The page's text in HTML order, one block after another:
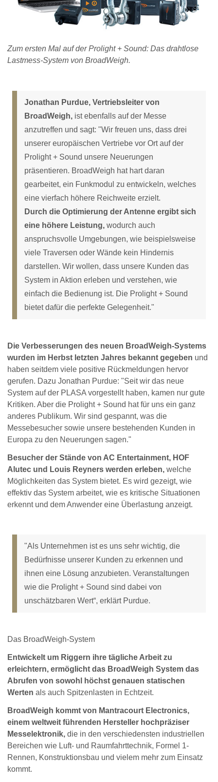
Zum ersten Mal auf der Prolight + Sound: Das drahtlose
Lastmess-System von BroadWeigh.
Jonathan Purdue, Vertriebsleiter von
BroadWeigh, ist ebenfalls auf der Messe
anzutreffen und sagt: "Wir freuen uns, dass drei
unserer europäischen Vertriebe vor Ort auf der
Prolight + Sound unsere Neuerungen
präsentieren. BroadWeigh hat hart daran
gearbeitet, ein Funkmodul zu entwickeln, welches
eine vierfach höhere Reichweite erzielt.
Durch die Optimierung der Antenne ergibt sich
eine höhere Leistung, wodurch auch
anspruchsvolle Umgebungen, wie beispielsweise
viele Traversen oder Wände kein Hindernis
darstellen. Wir wollen, dass unsere Kunden das
System in Aktion erleben und verstehen, wie
einfach die Bedienung ist. Die Prolight + Sound
bietet dafür die perfekte Gelegenheit."
Die Verbesserungen des neuen BroadWeigh-Systems
wurden im Herbst letzten Jahres bekannt gegeben und
haben seitdem viele positive Rückmeldungen hervor
gerufen. Dazu Jonathan Purdue: "Seit wir das neue
System auf der PLASA vorgestellt haben, kamen nur gute
Kritiken. Aber die Prolight + Sound hat für uns ein ganz
anderes Publikum. Wir sind gespannt, was die
Messebesucher sowie unsere bestehenden Kunden in
Europa zu den Neuerungen sagen."
Besucher der Stände von AC Entertainment, HOF
Alutec und Louis Reyners werden erleben, welche
Möglichkeiten das System bietet. Es wird gezeigt, wie
effektiv das System arbeitet, wie es kritische Situationen
erkennt und dem Anwender eine Überlastung anzeigt.
"Als Unternehmen ist es uns sehr wichtig, die
Bedürfnisse unserer Kunden zu erkennen und
ihnen eine Lösung anzubieten. Veranstaltungen
wie die Prolight + Sound sind dabei von
unschätzbaren Wert“, erklärt Purdue.
Das BroadWeigh-System
Entwickelt um Riggern ihre tägliche Arbeit zu
erleichtern, ermöglicht das BroadWeigh System das
Abrufen von sowohl höchst genauen statischen
Werten als auch Spitzenlasten in Echtzeit.
BroadWeigh kommt von Mantracourt Electronics,
einem weltweit führenden Hersteller hochpräziser
Messelektronik, die in den verschiedensten industriellen
Bereichen wie Luft- und Raumfahrttechnik, Formel 1-
Rennen, Konstruktionsbau und vielem mehr zum Einsatz
kommt.